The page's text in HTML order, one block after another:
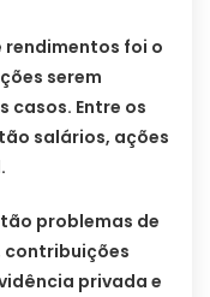
rendimentos foi o
serem
casos. Entre os
salários, ações
problemas de
contribuições
privada e